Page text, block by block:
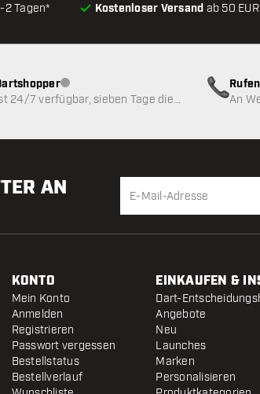
2 Tagen* Kostenloser Versand ab 50
Kundenservice nicht verfügbar
24/7 verfügbar, sieben Tage die
An
AN
KONTO
Mein Konto
Anmelden
Registrieren
Passwort vergessen
Bestellstatus
Bestellverlauf
EINKAUFEN &
Dart-
Angebote
Neu
Launches
Marken
Personalisieren